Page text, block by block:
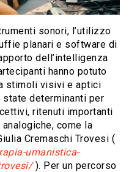
sonori, l’utilizzo
planari e software di
dell’intelligenza
hanno potuto
stimoli visivi e aptici
determinanti per
ritenuti importanti
come la
Cremaschi Trovesi (
umanistica-
). Per un percorso